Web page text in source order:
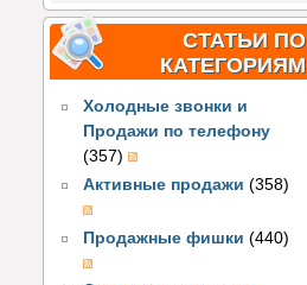
СТАТЬИ ПО
КАТЕГОРИЯМ
Холодные звонки и
Продажи по телефону
(357)
Активные продажи (358)
Продажные фишки (440)